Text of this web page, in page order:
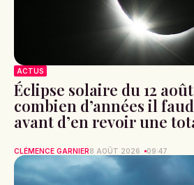
ACTUS
Éclipse solaire du 12
combien d’années il
avant d’en revoir une
CLÉMENCE GARNIER8 AOÛT 2026 09:47